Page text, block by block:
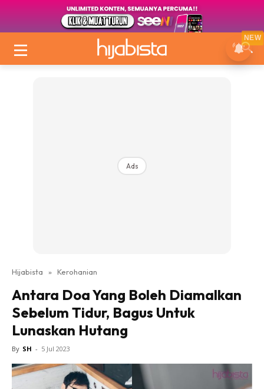
Ads
Hijabista » Kerohanian
Antara Doa Yang Boleh Diamalkan
Sebelum Tidur, Bagus Untuk
Lunaskan Hutang
By SH - 5 Jul 2023
NEW